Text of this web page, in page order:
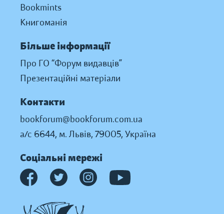
Bookmints
Книгоманія
Більше інформації
Про ГО “Форум видавців”
Презентаційні матеріали
Контакти
bookforum@bookforum.com.ua
а/с 6644, м. Львів, 79005, Україна
Соціальні мережі